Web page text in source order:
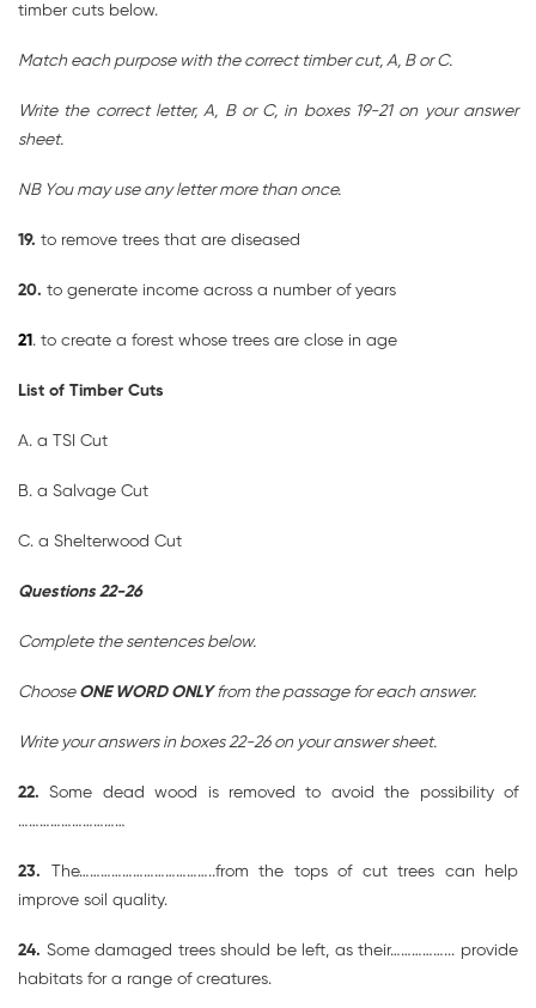
timber cuts below.
Match each purpose with the correct timber cut, A, B or C.
Write the correct letter, A, B or C, in boxes 19-21 on your answer
sheet.
NB You may use any letter more than once.
19. to remove trees that are diseased
20. to generate income across a number of years
21 . to create a forest whose trees are close in age
List of Timber Cuts
A. a TSI Cut
B. a Salvage Cut
C. a Shelterwood Cut
Questions 22-26
Complete the sentences below.
Choose ONE WORD ONLYfrom the passage for each answer.
Write your answers in boxes 22-26 on your answer sheet.
22.Some dead wood is removed to avoid the possibility of
…………………………
23. The………………………………..from the tops of cut trees can help
improve soil quality.
24. Some damaged trees should be left, as their……………... provide
habitats for a range of creatures.